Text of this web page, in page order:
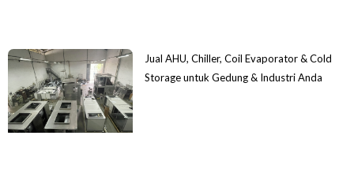
Jual AHU, Chiller, Coil Evaporator & Cold
Storage untuk Gedung & Industri Anda